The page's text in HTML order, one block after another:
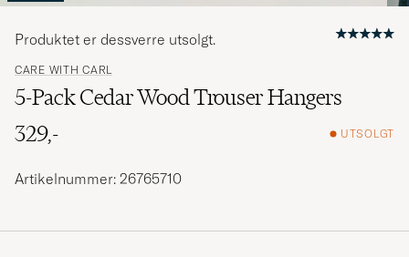
CARE WITH CARL
5-Pack Cedar Wood Trouser Hangers
329,-
UTSOLGT
Produktet er dessverre utsolgt.
Artikelnummer: 26765710